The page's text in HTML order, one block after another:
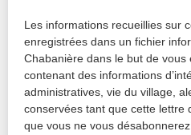
Les informations recueillies sur
enregistrées dans un fichier
Chabanière dans le but de vous
contenant des informations
administratives, vie du village,
conservées tant que cette lettre
que vous ne vous